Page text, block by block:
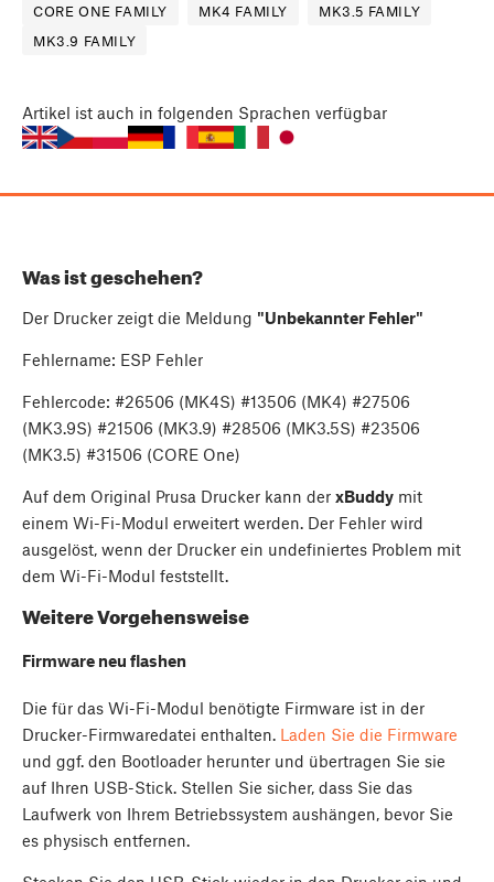
CORE ONE FAMILY MK4 FAMILY
MK3.5 FAMILY
MK3.9 FAMILY
Artikel ist auch in folgenden Sprachen verfügbar
Was ist geschehen?
Der Drucker zeigt die Meldung "Unbekannter Fehler"
Fehlername: ESP Fehler
Fehlercode: #26506 (MK4S) #13506 (MK4) #27506
(MK3.9S) #21506 (MK3.9) #28506 (MK3.5S) #23506
(MK3.5) #31506 (CORE One)
Auf dem Original Prusa Drucker kann der xBuddy mit
einem Wi-Fi-Modul erweitert werden. Der Fehler wird
ausgelöst, wenn der Drucker ein undefiniertes Problem mit
dem Wi-Fi-Modul feststellt.
Weitere Vorgehensweise
Firmware neu flashen
Die für das Wi-Fi-Modul benötigte Firmware ist in der
Drucker-Firmwaredatei enthalten. Laden Sie die Firmware
und ggf. den Bootloader herunter und übertragen Sie sie
auf Ihren USB-Stick. Stellen Sie sicher, dass Sie das
Laufwerk von Ihrem Betriebssystem aushängen, bevor Sie
es physisch entfernen.